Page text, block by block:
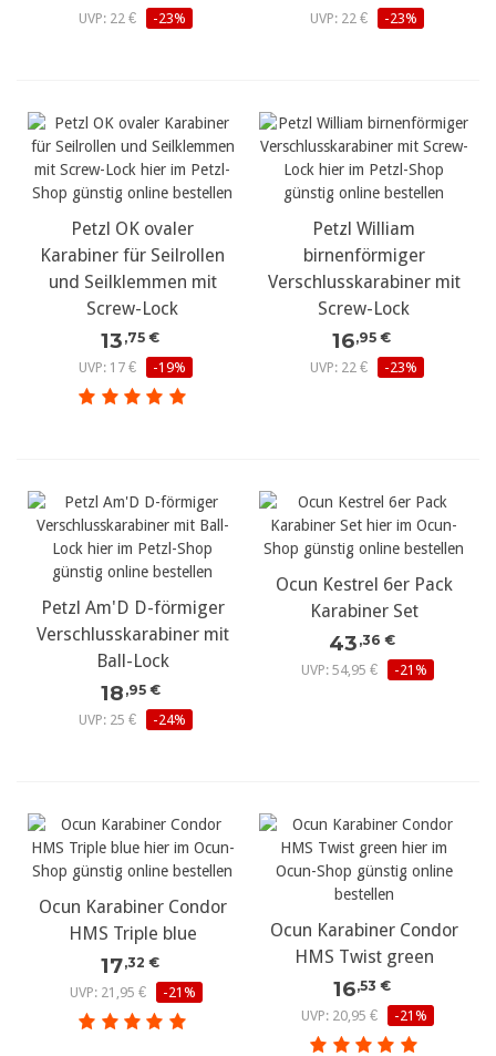
UVP: 22 € -23% UVP: 22 € -23%
Petzl OK ovaler
Karabiner für Seilrollen
und Seilklemmen mit
Screw-Lock
13 ,75 €
UVP: 17 €
-19%
Petzl William
birnenförmiger
Verschlusskarabiner mit
Screw-Lock
16,95 €
UVP: 22 €
-23%
Petzl Am'D D-förmiger
Verschlusskarabiner mit
Ball-Lock
18 ,95 €
UVP: 25 €
-24%
Ocun Kestrel 6er Pack
Karabiner Set
43 ,36 €
UVP: 54,95 €
-21%
Ocun Karabiner Condor
HMS Triple blue
17,32 €
UVP: 21,95 €
-21%
Ocun Karabiner Condor
HMS Twist green
16,53 €
UVP: 20,95 €
-21%